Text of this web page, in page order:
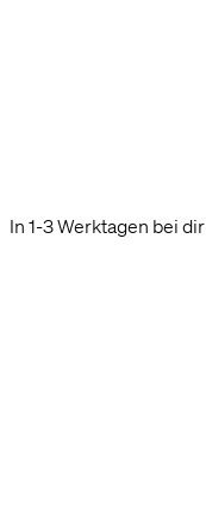
In 1-3 Werktagen bei dir